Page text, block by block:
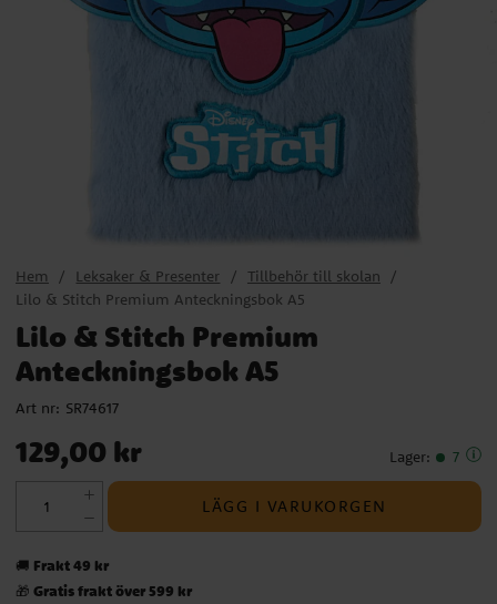
Hem Leksaker & Presenter
Tillbehör till skolan
Lilo & Stitch Premium Anteckningsbok A5
Lilo & Stitch Premium
Anteckningsbok A5
Art nr: SR74617
Pris:129,00 kr
129,00 kr Lager: 7
LÄGG I VARUKORGEN
🚚 Frakt 49 kr
🎁 Gratis frakt över 599 kr